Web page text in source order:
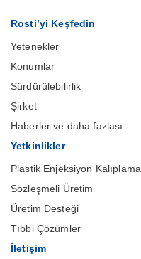
Rosti’yi Keşfedin
Yetenekler
Konumlar
Sürdürülebilirlik
Şirket
Haberler ve daha fazlası
Yetkinlikler
Plastik Enjeksiyon Kalıplama
Sözleşmeli Üretim
Üretim Desteği
Tıbbi Çözümler
İletişim